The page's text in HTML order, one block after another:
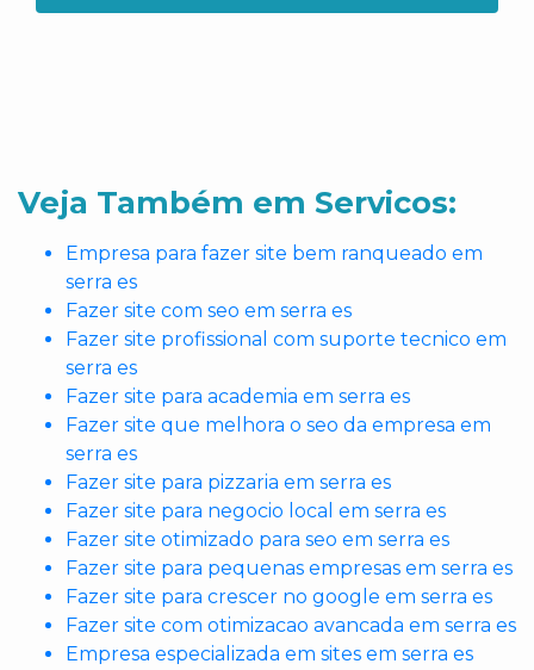
Veja Também em Servicos:
Empresa para fazer site bem ranqueado em
serra es
Fazer site com seo em serra es
Fazer site profissional com suporte tecnico em
serra es
Fazer site para academia em serra es
Fazer site que melhora o seo da empresa em
serra es
Fazer site para pizzaria em serra es
Fazer site para negocio local em serra es
Fazer site otimizado para seo em serra es
Fazer site para pequenas empresas em serra es
Fazer site para crescer no google em serra es
Fazer site com otimizacao avancada em serra es
Empresa especializada em sites em serra es